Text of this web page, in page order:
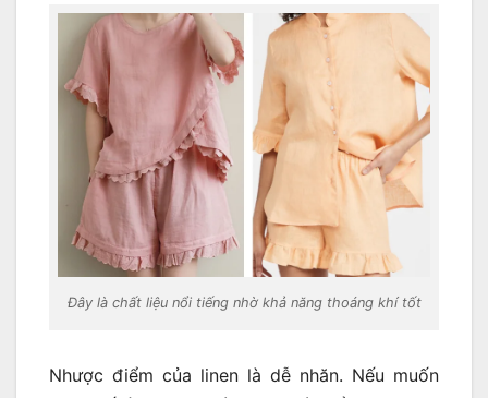
Đây là chất liệu nổi tiếng nhờ khả năng thoáng khí tốt
Nhược điểm của linen là dễ nhăn. Nếu muốn